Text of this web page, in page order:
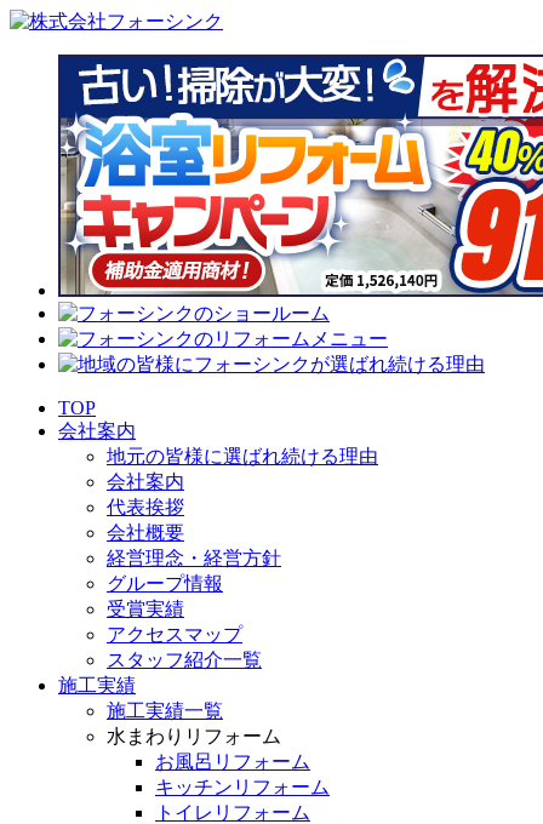
TOP
会社案内
地元の皆様に選ばれ続ける理由
会社案内
代表挨拶
会社概要
経営理念・経営方針
グループ情報
受賞実績
アクセスマップ
スタッフ紹介一覧
施工実績
施工実績一覧
水まわりリフォーム
お風呂リフォーム
キッチンリフォーム
トイレリフォーム